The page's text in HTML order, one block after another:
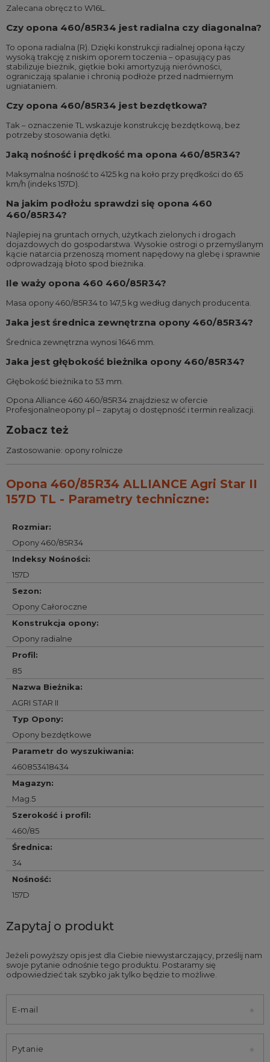
Zalecana obręcz to W16L.
Czy opona 460/85R34 jest radialna czy diagonalna?
To opona radialna (R). Dzięki konstrukcji radialnej opona łączy
wysoką trakcję z niskim oporem toczenia – opasujący pas
stabilizuje bieżnik, giętkie boki amortyzują nierówności,
ograniczają spalanie i chronią podłoże przed nadmiernym
ugniataniem.
Czy opona 460/85R34 jest bezdętkowa?
Tak – oznaczenie TL wskazuje konstrukcję bezdętkową, bez
potrzeby stosowania dętki.
Jaką nośność i prędkość ma opona 460/85R34?
Maksymalna nośność to 4125 kg na koło przy prędkości do 65
km/h (indeks 157D).
Na jakim podłożu sprawdzi się opona 460
460/85R34?
Najlepiej na gruntach ornych, użytkach zielonych i drogach
dojazdowych do gospodarstwa. Wysokie ostrogi o przemyślanym
kącie natarcia przenoszą moment napędowy na glebę i sprawnie
odprowadzają błoto spod bieżnika.
Ile waży opona 460 460/85R34?
Masa opony 460/85R34 to 147,5 kg według danych producenta.
Jaka jest średnica zewnętrzna opony 460/85R34?
Średnica zewnętrzna wynosi 1646 mm.
Jaka jest głębokość bieżnika opony 460/85R34?
Głębokość bieżnika to 53 mm.
Opona Alliance 460 460/85R34 znajdziesz w ofercie
Profesjonalneopony.pl – zapytaj o dostępność i termin realizacji.
Zobacz też
Zastosowanie: opony rolnicze
Opona 460/85R34 ALLIANCE Agri Star II
157D TL - Parametry techniczne:
Rozmiar:
Opony 460/85R34
Indeksy Nośności:
157D
Sezon:
Opony Całoroczne
Konstrukcja opony:
Opony radialne
Profil:
85
Nazwa Bieżnika:
AGRI STAR II
Typ Opony:
Opony bezdętkowe
Parametr do wyszukiwania:
460853418434
Magazyn:
Mag.5
Szerokość i profil:
460/85
Średnica:
34
Nośność:
157D
Zapytaj o produkt
Jeżeli powyższy opis jest dla Ciebie niewystarczający, prześlij nam
swoje pytanie odnośnie tego produktu. Postaramy się
odpowiedzieć tak szybko jak tylko będzie to możliwe.
E-mail
Pytanie